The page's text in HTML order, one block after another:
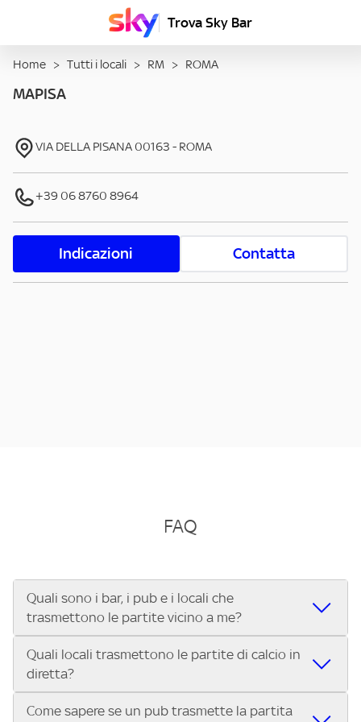
Trova Sky Bar
Home > Tutti i locali > RM > ROMA
MAPISA
VIA DELLA PISANA 00163 - ROMA
+39 06 8760 8964
Indicazioni Contatta
FAQ
Quali sono i bar, i pub e i locali che
trasmettono le partite vicino a me?
Se cerchi un bar, pub, ristorante o locale vicino a te per
vedere le partite di Serie A ENILIVE, la Serie C Sky Wifi, la
UEFA Champions League, la UEFA Europa League, la UEFA
Conference League, il Tennis, la Formula 1®, la MotoGP™ e
Quali locali trasmettono le partite di calcio in
diretta?
Vuoi sapere quali bar, pub o ristoranti mostrano le partite
Come sapere se un pub trasmette la partita